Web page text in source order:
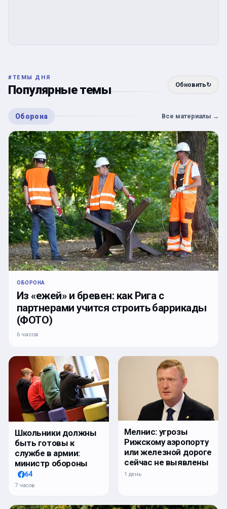
#ТЕМЫ ДНЯ
Популярные темы Обновить↻
Оборона Все материалы →
ОБОРОНА
Из «ежей» и бревен: как Рига с
партнерами учится строить баррикады
(ФОТО)
6 часов
Школьники должны
быть готовы к
службе в армии:
министр обороны
64
7 часов
Мелнис: угрозы
Рижскому аэропорту
или железной дороге
сейчас не выявлены
1 день